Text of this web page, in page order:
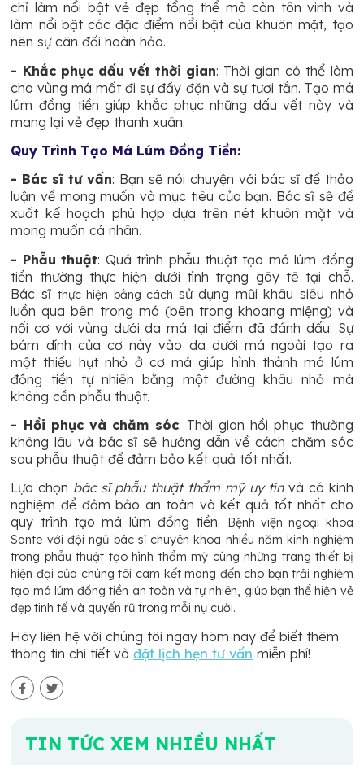
chỉ làm nổi bật vẻ đẹp tổng thể mà còn tôn vinh và
làm nổi bật các đặc điểm nổi bật của khuôn mặt, tạo
nên sự cân đối hoàn hảo.
- Khắc phục dấu vết thời gian: Thời gian có thể làm
cho vùng má mất đi sự đầy đặn và sự tươi tắn. Tạo má
lúm đồng tiền giúp khắc phục những dấu vết này và
mang lại vẻ đẹp thanh xuân.
Quy Trình Tạo Má Lúm Đồng Tiền:
- Bác sĩ tư vấn: Bạn sẽ nói chuyện với bác sĩ để thảo
luận về mong muốn và mục tiêu của bạn. Bác sĩ sẽ đề
xuất kế hoạch phù hợp dựa trên nét khuôn mặt và
mong muốn cá nhân.
- Phẫu thuật: Quá trình phẫu thuật tạo má lúm đồng
tiền thường thực hiện dưới tình trạng gây tê tại chỗ.
Bác sĩ thực hiện bằng cách sử dụng mũi khâu siêu nhỏ
luồn qua bên trong má (bên trong khoang miệng) và
nối cơ với vùng dưới da má tại điểm đã đánh dấu. Sự
bám dính của cơ này vào da dưới má ngoài tạo ra
một thiếu hụt nhỏ ở cơ má giúp hình thành má lúm
đồng tiền tự nhiên bằng một đường khâu nhỏ mà
không cần phẫu thuật.
- Hồi phục và chăm sóc: Thời gian hồi phục thường
không lâu và bác sĩ sẽ hướng dẫn về cách chăm sóc
sau phẫu thuật để đảm bảo kết quả tốt nhất.
Lựa chọn bác sĩ phẫu thuật thẩm mỹ uy tínvà có kinh
nghiệm để đảm bảo an toàn và kết quả tốt nhất cho
quy trình tạo má lúm đồng tiền.
Bệnh viện ngoại khoa
Sante với đội ngũ bác sĩ chuyên khoa nhiều năm kinh nghiệm
trong phẫu thuật tạo hình thẩm mỹ cùng những trang thiết bị
hiện đại của chúng tôi cam kết mang đến cho bạn trải nghiệm
tạo má lúm đồng tiền an toàn và tự nhiên, giúp bạn thể hiện vẻ
đẹp tinh tế và quyến rũ trong mỗi nụ cười.
Hãy liên hệ với chúng tôi ngay hôm nay để biết thêm
thông tin chi tiết vàđặt lịch hẹn tư vấn miễn phí!
TIN TỨC XEM NHIỀU NHẤT